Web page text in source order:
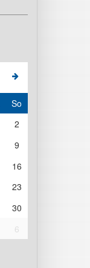
So
2
9
16
23
30
6